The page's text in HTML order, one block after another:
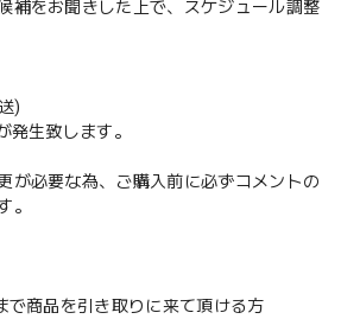
補をお聞きした上で、スケジュール調整
)
生致します。
が必要な為、ご購入前に必ずコメントの
。
で商品を引き取りに来て頂ける方